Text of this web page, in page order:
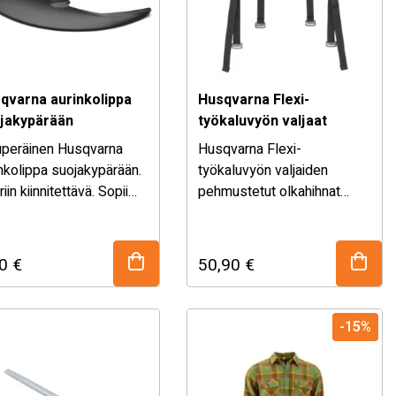
aurinkolippa
Husqvarna
suojakypärään.
kiinnitettävä. Sopii
€
Husqvarna Flexi-
työkaluvyön valjaat
Husqvarna Flexi-
työkaluvyön valjaiden
pehmustetut olkahihnat
käyttömukavuutta. Ne
jakavat työkaluvyön
molemmille hartioille, mikä
vähentää väsymystä ja
mahdollistaa pidempään
kestävän työskentelyn.
50,90 €
-15%